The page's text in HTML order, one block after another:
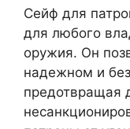
Сейф для
для любого
оружия. Он
надежном и
предотвращая